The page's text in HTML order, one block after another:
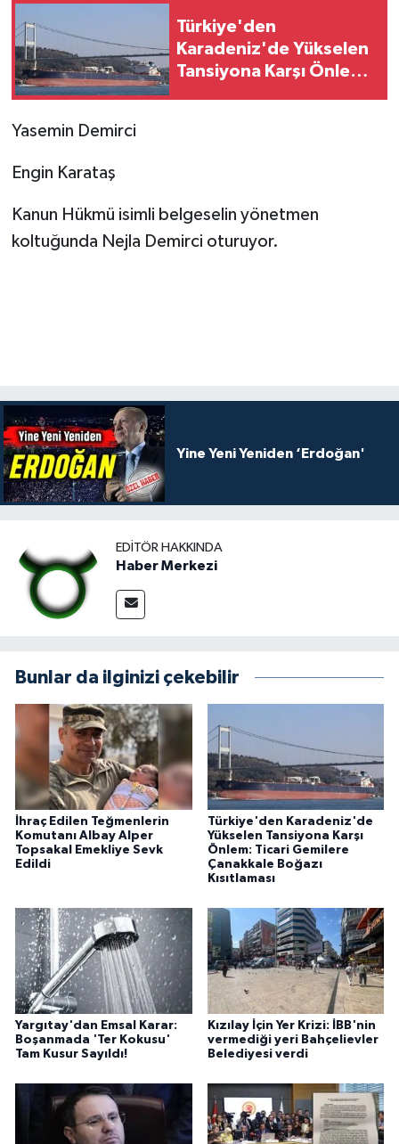
Türkiye'den
Karadeniz'de Yükselen
Tansiyona Karşı Önlem:
Yasemin Demirci
Engin Karataş
Kanun Hükmü isimli belgeselin yönetmen
koltuğunda Nejla Demirci oturuyor.
Yine Yeni Yeniden ‘Erdoğan'
EDITÖR HAKKINDA
Haber Merkezi
Bunlar da ilginizi çekebilir
İhraç Edilen Teğmenlerin
Komutanı Albay Alper
Topsakal Emekliye Sevk
Edildi
Türkiye'den Karadeniz'de
Yükselen Tansiyona Karşı
Önlem: Ticari Gemilere
Çanakkale Boğazı
Kısıtlaması
Yargıtay'dan Emsal Karar:
Boşanmada 'Ter Kokusu'
Tam Kusur Sayıldı!
Kızılay İçin Yer Krizi: İBB'nin
vermediği yeri Bahçelievler
Belediyesi verdi